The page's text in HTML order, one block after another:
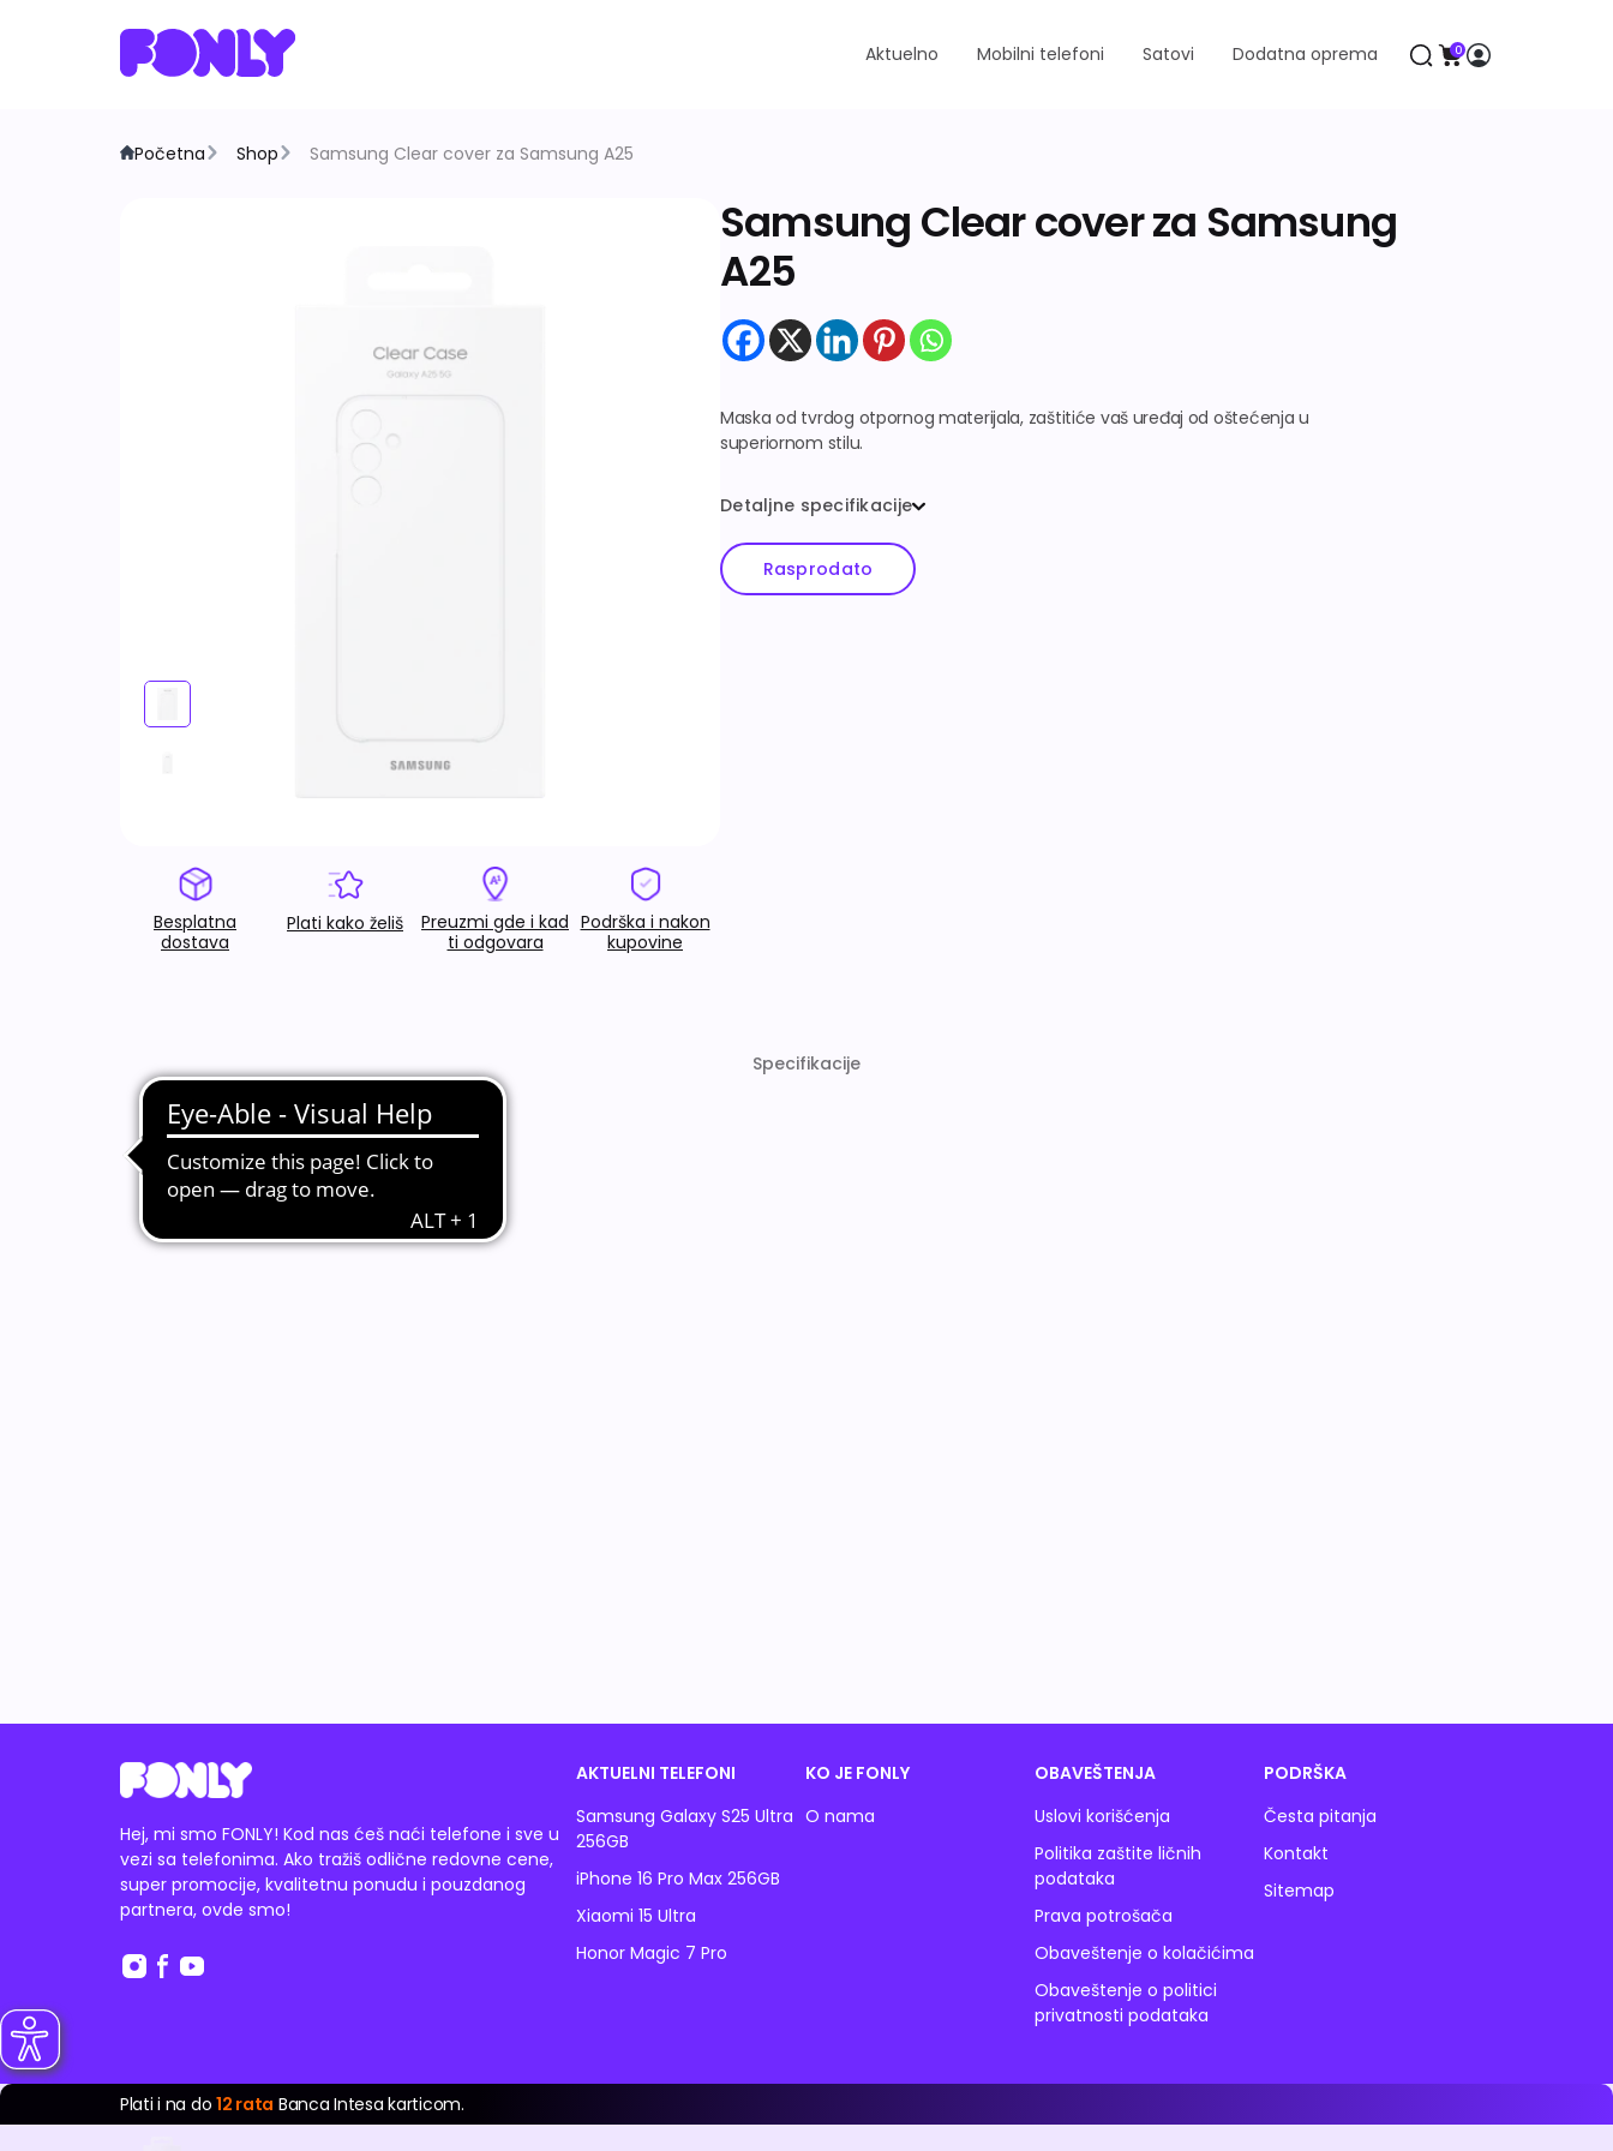
Aktuelno Mobilni telefoni Satovi Dodatna oprema 0
Početna Shop Samsung Clear cover za Samsung A25
Samsung Clear cover za Samsung
A25
Plati i na do12 rata Banca Intesa karticom.
Maska od tvrdog otpornog materijala, zaštitiće vaš uređaj od oštećenja u
superiornom stilu.
Detaljne specifikacije
Rasprodato
Besplatna
dostava
Plati kako želiš
Preuzmi gde i kad
ti odgovara
Podrška i nakon
kupovine
Specifikacije
Hej, mi smo FONLY! Kod nas ćeš naći telefone i sve u
vezi sa telefonima. Ako tražiš odlične redovne cene,
super promocije, kvalitetnu ponudu i pouzdanog
partnera, ovde smo!
AKTUELNI TELEFONI
Samsung Galaxy S25 Ultra
256GB
iPhone 16 Pro Max 256GB
Xiaomi 15 Ultra
Honor Magic 7 Pro
KO JE FONLY
O nama
OBAVEŠTENJA
Uslovi korišćenja
Politika zaštite ličnih
podataka
Prava potrošača
Obaveštenje o kolačićima
Obaveštenje o politici
privatnosti podataka
PODRŠKA
Česta pitanja
Kontakt
Sitemap